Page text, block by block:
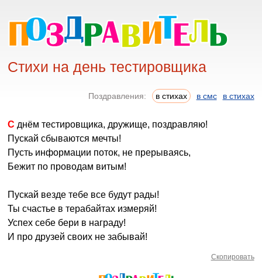
Стихи на день тестировщика
Поздравления: в стихах в смс в стихах
С днём тестировщика, дружище, поздравляю!
Пускай сбываются мечты!
Пусть информации поток, не прерываясь,
Бежит по проводам витым!
Пускай везде тебе все будут рады!
Ты счастье в терабайтах измеряй!
Успех себе бери в награду!
И про друзей своих не забывай!
Скопировать